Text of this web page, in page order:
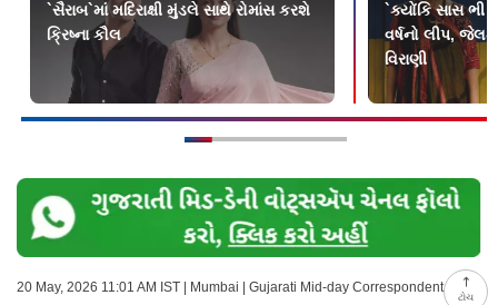
ટોચ
`સૈરાબ`માં મદિરાક્ષી મુંડલે સાથે રોમાંસ કરશે
ક્રિષ્ના કૌલ
`ક્યોંકિ સાસ ભી
વર્ષનો લીપ,
વિરાણી
20 May, 2026 11:01 AM IST | Mumbai | Gujarati Mid-day Correspondent